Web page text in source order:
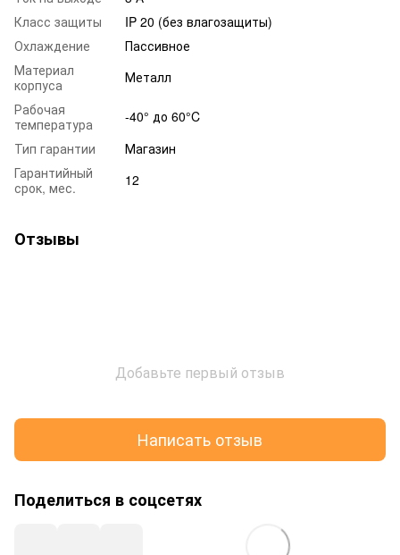
Класс защиты
IP 20 (без влагозащиты)
Охлаждение
Пассивное
Материал
корпуса
Металл
Рабочая
температура
-40° до 60°C
Тип гарантии
Магазин
Гарантийный
срок, мес.
12
Отзывы
Добавьте первый отзыв
Написать отзыв
Поделиться в соцсетях